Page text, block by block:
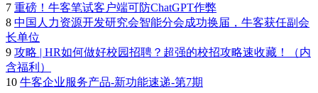
7 重磅！牛客笔试客户端可防ChatGPT作弊
8 中国人力资源开发研究会智能分会成功换届，牛客获任副会
长单位
9 攻略 | HR如何做好校园招聘？超强的校招攻略速收藏！（内
含福利）
10 牛客企业服务产品-新功能速递-第7期